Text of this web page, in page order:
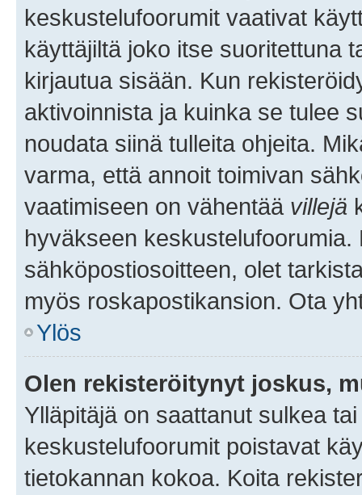
keskustelufoorumit vaativat
käyttäjiltä joko itse suoritettuna
kirjautua sisään. Kun
aktivoinnista ja kuinka se tulee
noudata siinä tulleita ohjeita.
varma, että annoit toimivan
vaatimiseen on vähentää villejä
hyväkseen
sähköpostiosoitteen, olet
myös roskapostikansion. Ota
Ylös
Olen rekisteröitynyt joskus,
Ylläpitäjä on saattanut sulkea
keskustelufoorumit poistavat
tietokannan kokoa. Koita